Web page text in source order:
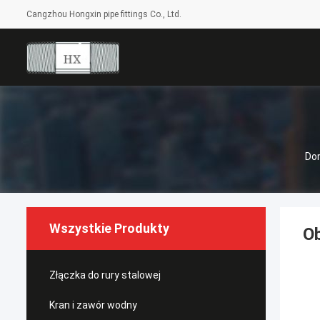
Cangzhou Hongxin pipe fittings Co., Ltd.
Wszystkie Produkty
Złączka do rury stalowej
Kran i zawór wodny